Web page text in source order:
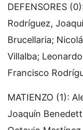
DEFENSORES
Rodríguez,
Brucellaria;
Villalba;
Francisco
MATIENZO (1):
Joaquín